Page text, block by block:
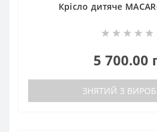
Крісло дитяче
5 700.00
ЗНЯТИЙ З